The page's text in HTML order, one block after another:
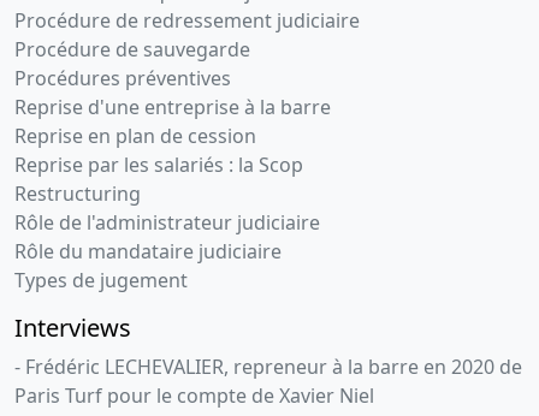
Procédure de redressement judiciaire
Procédure de sauvegarde
Procédures préventives
Reprise d'une entreprise à la barre
Reprise en plan de cession
Reprise par les salariés : la Scop
Restructuring
Rôle de l'administrateur judiciaire
Rôle du mandataire judiciaire
Types de jugement
Interviews
- Frédéric LECHEVALIER, repreneur à la barre en 2020 de
Paris Turf pour le compte de Xavier Niel